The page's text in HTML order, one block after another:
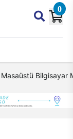
0
Bilgisayar